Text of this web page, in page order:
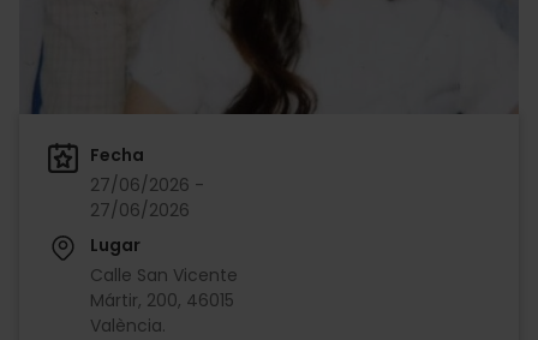
Fecha
27/06/2026 -
27/06/2026
Lugar
Calle San Vicente
Mártir, 200, 46015
València.